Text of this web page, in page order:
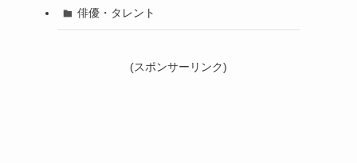
俳優・タレント
(スポンサーリンク)